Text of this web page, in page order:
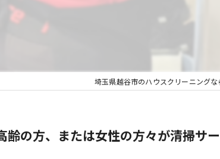
埼玉県越谷市のハウスクリーニング
齢の方、または女性の方々が清掃サ